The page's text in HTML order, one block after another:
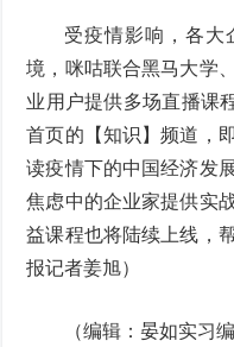
受疫情影响，各大
境，咪咕联合黑马大学
业用户提供多场直播课
首页的【知识】频道，
读疫情下的中国经济发
焦虑中的企业家提供实
益课程也将陆续上线，
报记者姜旭）
（编辑：晏如实习